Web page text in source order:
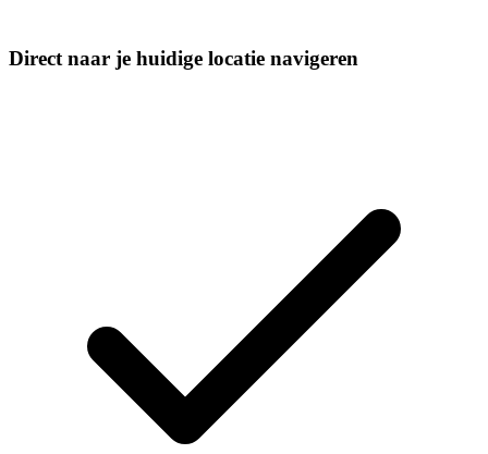
Direct naar je huidige locatie navigeren